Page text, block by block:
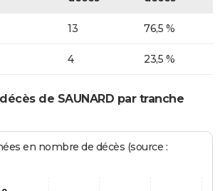
13 76,5 %
4 23,5 %
de SAUNARD par tranche
en nombre de décès (source :